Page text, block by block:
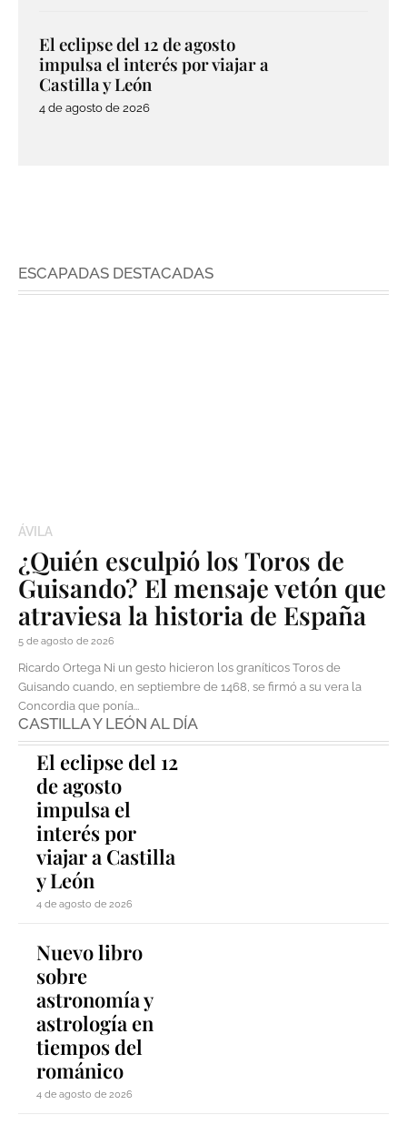
El eclipse del 12 de agosto
impulsa el interés por viajar a
Castilla y León
4 de agosto de 2026
ESCAPADAS DESTACADAS
ÁVILA
¿Quién esculpió los Toros de
Guisando? El mensaje vetón que
atraviesa la historia de España
5 de agosto de 2026
Ricardo Ortega Ni un gesto hicieron los graníticos Toros de
Guisando cuando, en septiembre de 1468, se firmó a su vera la
Concordia que ponía...
CASTILLA Y LEÓN AL DÍA
El eclipse del 12
de agosto
impulsa el
interés por
viajar a Castilla
y León
4 de agosto de 2026
Nuevo libro
sobre
astronomía y
astrología en
tiempos del
románico
4 de agosto de 2026